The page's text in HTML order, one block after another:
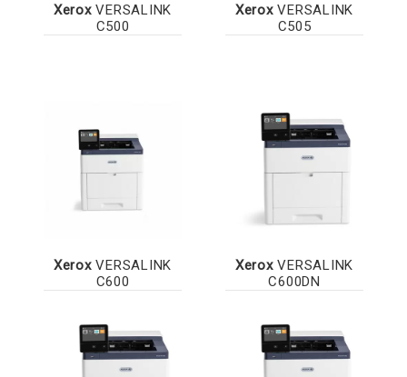
XeroxVERSALINK
C500
XeroxVERSALINK
C505
XeroxVERSALINK
C600
XeroxVERSALINK
C600DN